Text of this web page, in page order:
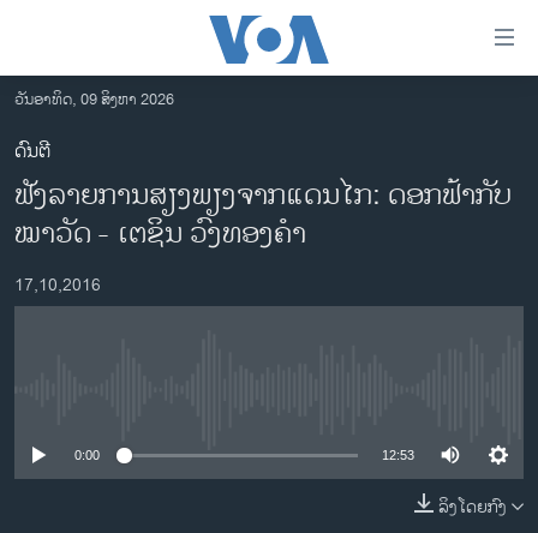
ເຂົ້າ
ຫາ
ຂ້າມ
ຂ້າມ
ຂ້າມ
ໄປ
ຫາ
ຊອກ
ອາເມຣິກາ
ການເລືອກຕັ້ງ ປະທານາທີບໍດີ ສະຫະລັດ 2024
ຂ່າວ​ຈີນ
ຊີວິດຊາວລາວ
ວັນອາທິດ, 09 ສິງຫາ 2026
ດົນຕີ
ຟັງລາຍການສຽງພຽງຈາກແດນໄກ: ດອກ​ຟ້າກັບ​
ໝາ​ວັດ - ​ເຕຊິນ ວົງ​ທອງຄຳ
17,10,2016
0:00 12:53
ລິງໂດຍກົງ